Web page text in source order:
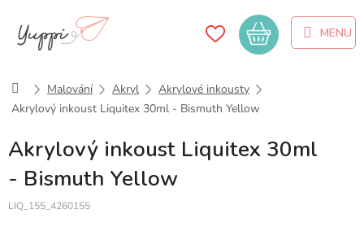
obsah
Nákupní
košík
DomůMalování Akryl
Akrylové inkousty
Akrylový inkoust Liquitex 30ml - Bismuth Yellow
Akrylový inkoust Liquitex 30ml
- Bismuth Yellow
LIQ_155_4260155